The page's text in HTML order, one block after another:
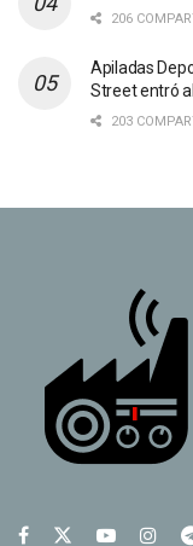
206
Apiladas
Street entró
203